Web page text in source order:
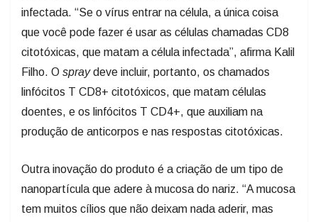
infectada. “Se o vírus entrar na célula, a única coisa
que você pode fazer é usar as células chamadas CD8
citotóxicas, que matam a célula infectada”, afirma Kalil
Filho. O spraydeve incluir, portanto, os chamados
linfócitos T CD8+ citotóxicos, que matam células
doentes, e os linfócitos T CD4+, que auxiliam na
produção de anticorpos e nas respostas citotóxicas.
Outra inovação do produto é a criação de um tipo de
nanopartícula que adere à mucosa do nariz. “A mucosa
tem muitos cílios que não deixam nada aderir, mas